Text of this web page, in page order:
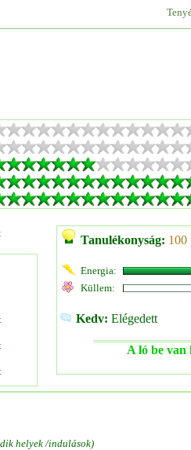
Tanulékonyság: 100
Energia:
Küllem:
Kedv: Elégedett
A ló be van
helyek /indulások)